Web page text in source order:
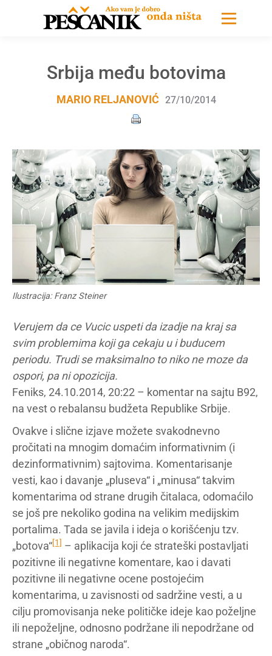
Srbija među botovima
MARIO RELJANOVIĆ 27/10/2014
Ilustracija: Franz Steiner
Verujem da ce Vucic uspeti da izadje na kraj sa
svim problemima koji ga cekaju u i buducem
periodu. Trudi se maksimalno to niko ne moze da
ospori, pa ni opozicija.
Feniks, 24.10.2014, 20:22 – komentar na sajtu B92,
na vest o rebalansu budžeta Republike Srbije.
Ovakve i slične izjave možete svakodnevno
pročitati na mnogim domaćim informativnim (i
dezinformativnim) sajtovima. Komentarisanje
vesti, kao i davanje „pluseva“ i „minusa“ takvim
komentarima od strane drugih čitalaca, odomaćilo
se još pre nekoliko godina na velikim medijskim
portalima. Tada se javila i ideja o korišćenju tzv.
„botova“[1] – aplikacija koji će strateški postavljati
pozitivne ili negativne komentare, kao i davati
pozitivne ili negativne ocene postojećim
komentarima, u zavisnosti od sadržine vesti, a u
cilju promovisanja neke političke ideje kao poželjne
ili nepoželjne, odnosno podržane ili nepodržane od
strane „običnog naroda“.